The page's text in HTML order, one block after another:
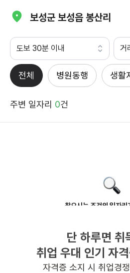
보성군 보성읍 봉산리
도보 30분 이내 거
전체 병원동행 생활
주변 일자리 0건
찾으시는 조건의 일자리
반경 3KM 이내의 일자
단 하루면 취
취업 우대 인기 자
자격증 소지 시 취업경